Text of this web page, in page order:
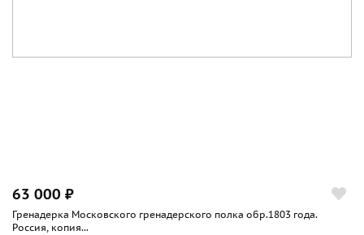
63 000 ₽
Гренадерка Московского гренадерского полка обр.1803 года.
Россия, копия...